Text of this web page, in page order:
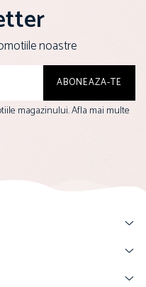
noastre
magazinului. Afla mai multe